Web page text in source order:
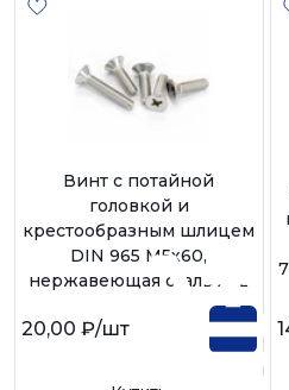
Винт с потайной
головкой и
крестообразным шлицем
DIN 965 М5х60,
нержавеющая сталь А-2
20,00 ₽/шт